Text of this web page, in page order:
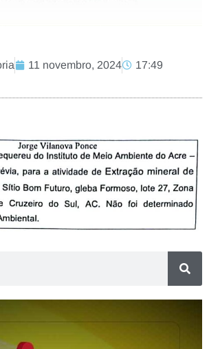
11 novembro, 2024 17:49